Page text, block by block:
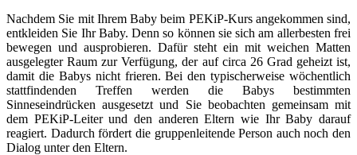
Nachdem Sie mit Ihrem Baby beim PEKiP-Kurs angekommen sind,
entkleiden Sie Ihr Baby. Denn so können sie sich am allerbesten frei
bewegen und ausprobieren. Dafür steht ein mit weichen Matten
ausgelegter Raum zur Verfügung, der auf circa 26 Grad geheizt ist,
damit die Babys nicht frieren. Bei den typischerweise wöchentlich
stattfindenden Treffen werden die Babys bestimmten
Sinneseindrücken ausgesetzt und Sie beobachten gemeinsam mit
dem PEKiP-Leiter und den anderen Eltern wie Ihr Baby darauf
reagiert. Dadurch fördert die gruppenleitende Person auch noch den
Dialog unter den Eltern.